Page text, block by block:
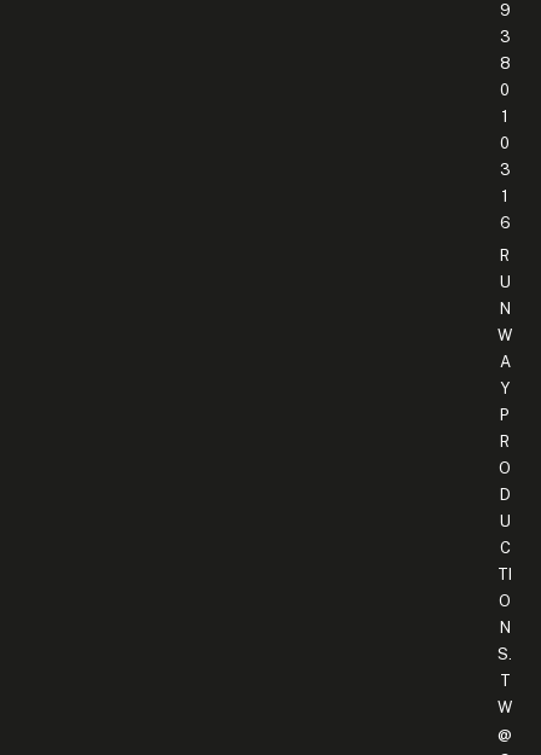
9
3
8
0
1
0
3
1
6
R
U
N
W
A
Y
P
R
O
D
U
C
TI
O
N
S.
T
W
@